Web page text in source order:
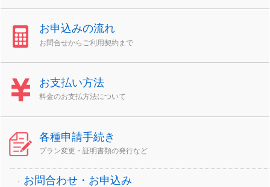
お申込みの流れ
お問合せからご利用契約まで
お支払い方法
料金のお支払方法について
各種申請手続き
プラン変更・証明書類の発行など
お問合わせ・お申込み